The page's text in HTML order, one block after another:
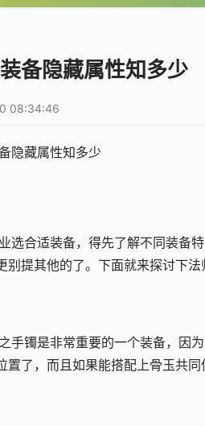
备隐藏属性知多少
08:34:46
隐藏属性知多少
合适装备，得先了解不同装备
提其他的了。下面就来探讨下法
镯是非常重要的一个装备，因
置了，而且如果能搭配上骨玉共